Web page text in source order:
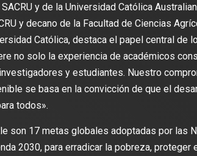
y de la Universidad Católica
y decano de la Facultad de Ciencias
Católica, destaca el papel central de
no solo la experiencia de académicos
y estudiantes. Nuestro
se basa en la convicción de que el
todos».
son 17 metas globales adoptadas por las
2030, para erradicar la pobreza, proteger